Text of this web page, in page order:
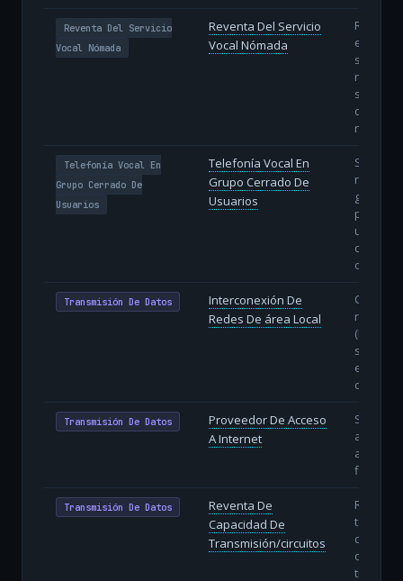
Reventa Del Servicio
Vocal Nómada
Reventa Del Servicio
Vocal Nómada
Reventa
servicio
nómada
de la
nómada.
Telefonía Vocal En
Grupo Cerrado De
Usuarios
Telefonía Vocal En
Grupo Cerrado De
Usuarios
Servicio
grupo
de una
Transmisión De Datos
Interconexión De
Redes De área Local
redes
(LAN)
sedes
enlaces
Transmisión De Datos
Proveedor De Acceso
A Internet
Servicio
acceso
a
finales
Transmisión De Datos
Reventa De
Capacidad De
Transmisión/circuitos
Reventa
terceros
o